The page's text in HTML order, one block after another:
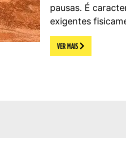
pausas. É
exigentes
VER MAIS